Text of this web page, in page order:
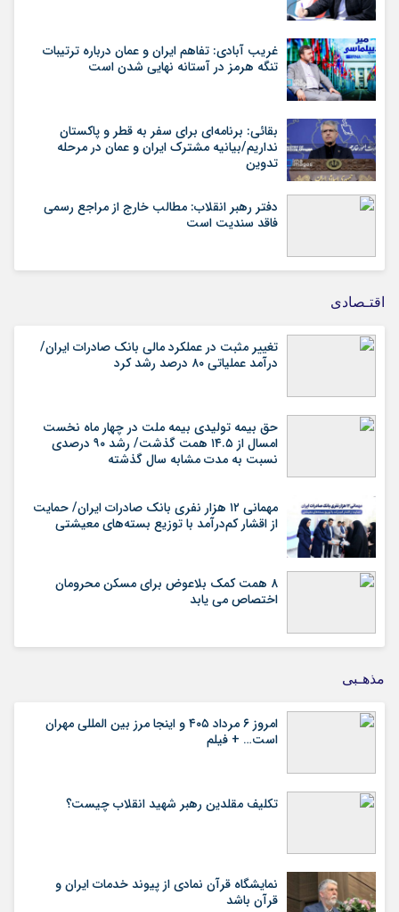
غریب آبادی: تفاهم ایران و عمان درباره ترتیبات
تنگه هرمز در آستانه نهایی شدن است
بقائی: برنامه‌ای برای سفر به قطر و پاکستان
نداریم/بیانیه مشترک ایران و عمان در مرحله
تدوین
دفتر رهبر انقلاب: مطالب خارج از مراجع رسمی
فاقد سندیت است
اقتـصادی
تغییر مثبت در عملکرد مالی بانک صادرات ایران/
درآمد عملیاتی ۸۰ درصد رشد کرد
حق بیمه تولیدی بیمه ملت در چهار ماه نخست
امسال از ۱۴.۵ همت گذشت/ رشد ۹۰ درصدی
نسبت به مدت مشابه سال گذشته
مهمانی ۱۲ هزار نفری بانک صادرات ایران/ حمایت
از اقشار کم‌درآمد با توزیع بسته‌های معیشتی
۸ همت کمک بلاعوض برای مسکن محرومان
اختصاص می یابد
مذهـبی
امروز ۶ مرداد ۴۰۵ و اینجا مرز بین المللی مهران
است… + فیلم
تکلیف مقلدین رهبر شهید انقلاب چیست؟
نمایشگاه قرآن نمادی از پیوند خدمات ایران و
قرآن باشد